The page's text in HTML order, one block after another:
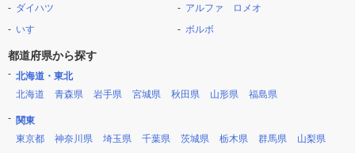
ダイハツ
いすゞ
アルファ ロメオ
ボルボ
都道府県から探す
北海道・東北
北海道
青森県 岩手県 宮城県 秋田県 山形県 福島県
関東
東京都
神奈川県 埼玉県 千葉県 茨城県 栃木県 群馬県 山梨県